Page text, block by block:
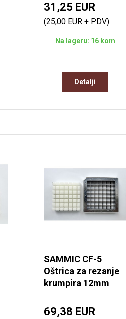
31,25 EUR
(25,00 EUR + PDV)
Na lageru: 16 kom
Detalji
SAMMIC CF-5
Oštrica za rezanje
krumpira 12mm
69,38 EUR